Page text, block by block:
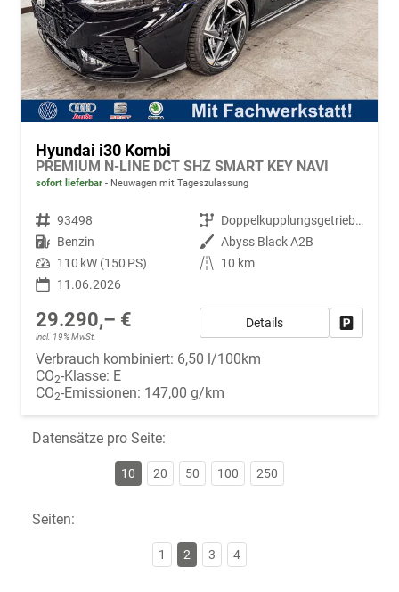
Hyundai i30 Kombi
PREMIUM N-LINE DCT SHZ SMART KEY NAVI
sofort lieferbar Neuwagen mit Tageszulassung
Fahrzeugnr. 93498 Getriebe
Doppelkupplungsgetriebe (DSG)
Kraftstoff Benzin Außenfarbe Abyss Black A2B
Leistung 110 kW (150 PS) Kilometerstand
10 km
11.06.2026
29.290,– €
incl. 19% MwSt.
Details
Verbrauch kombiniert: 6,50 l/100km
CO2-Klasse: E
CO2-Emissionen: 147,00 g/km
Datensätze pro Seite:
10 20 50 100 250
Seiten:
1 2 3 4